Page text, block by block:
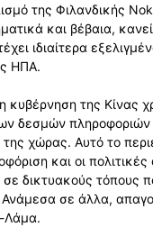
της Φιλανδικής
και βέβαια,
ιδιαίτερα
HΠΑ.
κυβέρνηση της Κίνας
δεσμών πληροφοριών
χώρας. Αυτό το
και οι
δικτυακούς τόπους
σε άλλα,
Λάμα.